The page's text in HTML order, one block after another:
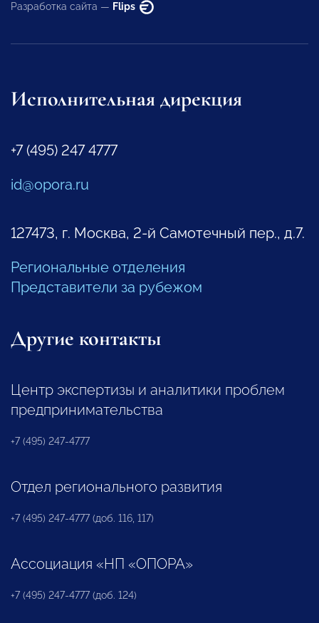
Разработка сайта — Flips
Исполнительная дирекция
+7 (495) 247 4777
id@opora.ru
127473, г. Москва, 2-й Самотечный пер., д.7.
Региональные отделения
Представители за рубежом
Другие контакты
Центр экспертизы и аналитики проблем
предпринимательства
+7 (495) 247-4777
Отдел регионального развития
+7 (495) 247-4777 (доб. 116, 117)
Ассоциация «НП «ОПОРА»
+7 (495) 247-4777 (доб. 124)